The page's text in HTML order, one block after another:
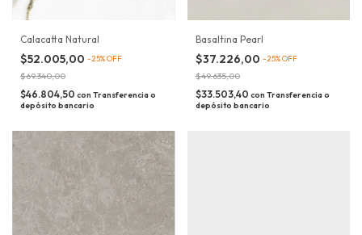
Calacatta Natural
$52.005,00 -25%OFF
$69.340,00
$46.804,50 con Transferencia o
depósito bancario
Basaltina Pearl
$37.226,00 -25%OFF
$49.635,00
$33.503,40 con Transferencia o
depósito bancario